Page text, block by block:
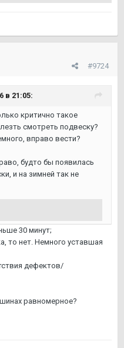
#9724
в 21:05:
критично такое
смотреть подвеску?
вправо вести?
будто бы появилась
и на зимней так не
30 минут;
то нет. Немного уставшая
дефектов/
равномерное?